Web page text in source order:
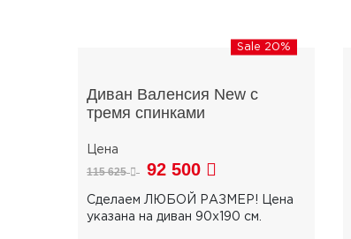
Sale 20%
Диван Валенсия New с
тремя спинками
115 625 92 500
Сделаем ЛЮБОЙ РАЗМЕР! Цена
указана на диван 90х190 см.